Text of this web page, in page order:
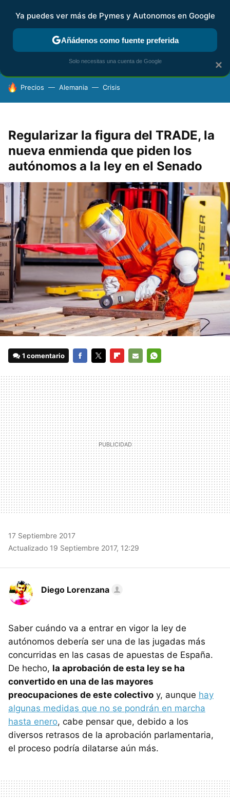
FISCALIDAD Y CONTABILIDAD KIT DIGITAL RENTA
HOY SE HABLA DE
Precios Alemania Crisis
Regularizar la figura del TRADE, la
nueva enmienda que piden los
autónomos a la ley en el Senado
1 comentario
MAIL
17 Septiembre 2017
Actualizado 19 Septiembre 2017, 12:29
Diego Lorenzana
Saber cuándo va a entrar en vigor la ley de
autónomos debería ser una de las jugadas más
concurridas en las casas de apuestas de España.
De hecho, la aprobación de esta ley se ha
convertido en una de las mayores
preocupaciones de este colectivo y, aunque hay
algunas medidas que no se pondrán en marcha
hasta enero, cabe pensar que, debido a los
diversos retrasos de la aprobación parlamentaria,
el proceso podría dilatarse aún más.
×
Ya puedes ver más de Pymes y Autonomos en Google
Añádenos como fuente preferida
Solo necesitas una cuenta de Google